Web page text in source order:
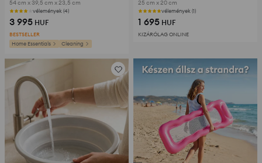
54 cm x 39,5 cm x 23,5 cm
vélemények (4)
3 995 HUF
BESTSELLER
Home Essentials
Cleaning
25 cm x 20 cm
vélemények (1)
1 695 HUF
KIZÁRÓLAG ONLINE